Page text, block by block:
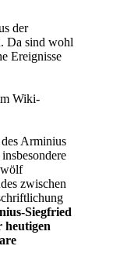
der
Da sind wohl
Ereignisse
Wiki-
Arminius
zwischen
Siegfried
heutigen